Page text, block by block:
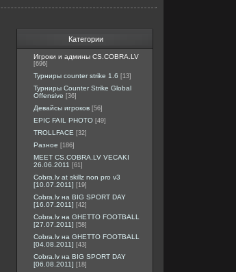
Категории
Игроки и админы CS.COBRA.LV
[696]
Турниры counter strike 1.6 [13]
Турниры Counter Strike Global
Offensive [36]
Девайсы игроков [56]
EPIC FAIL PHOTO [49]
TROLLFACE [32]
Разное [186]
MEET CS.COBRA.LV VECAKI
26.06.2011 [61]
Cobra.lv at skillz non pro v3
[10.07.2011] [19]
Cobra.lv на BIG SPORT DAY
[16.07.2011] [42]
Cobra.lv на GHETTO FOOTBALL
[27.07.2011] [58]
Cobra.lv на GHETTO FOOTBALL
[04.08.2011] [43]
Cobra.lv на BIG SPORT DAY
[06.08.2011] [18]